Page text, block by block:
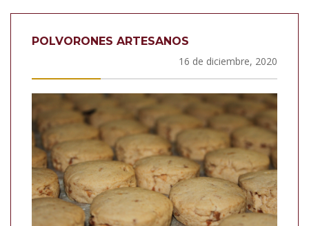
POLVORONES ARTESANOS
16 de diciembre, 2020